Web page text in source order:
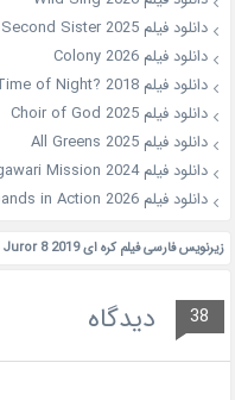
دانلود فیلم Second Sister 2025
دانلود فیلم Colony 2026
دانلود فیلم A Banana? At This Time of Night? 2018
دانلود فیلم Choir of God 2025
دانلود فیلم All Greens 2025
دانلود فیلم Migawari Mission 2024
دانلود فیلم Husbands in Action 2026
زیرنویس فارسی فیلم کره ای Juror 8 2019
38 دیدگاه